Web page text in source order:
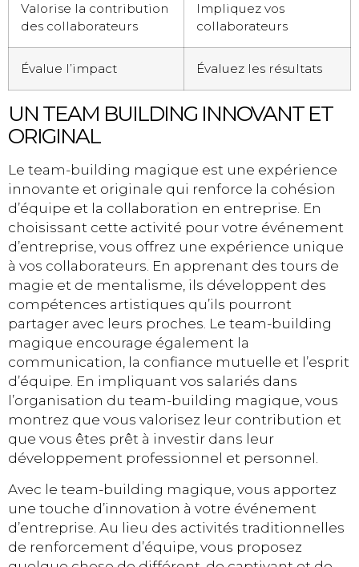
Valorise la contribution
des collaborateurs
Impliquez vos
collaborateurs
Évalue l’impact Évaluez les résultats
UN TEAM BUILDING INNOVANT ET
ORIGINAL
Le team-building magique est une expérience
innovante et originale qui renforce la cohésion
d’équipe et la collaboration en entreprise. En
choisissant cette activité pour votre événement
d’entreprise, vous offrez une expérience unique
à vos collaborateurs. En apprenant des tours de
magie et de mentalisme, ils développent des
compétences artistiques qu’ils pourront
partager avec leurs proches. Le team-building
magique encourage également la
communication, la confiance mutuelle et l’esprit
d’équipe. En impliquant vos salariés dans
l’organisation du team-building magique, vous
montrez que vous valorisez leur contribution et
que vous êtes prêt à investir dans leur
développement professionnel et personnel.
Avec le team-building magique, vous apportez
une touche d’innovation à votre événement
d’entreprise. Au lieu des activités traditionnelles
de renforcement d’équipe, vous proposez